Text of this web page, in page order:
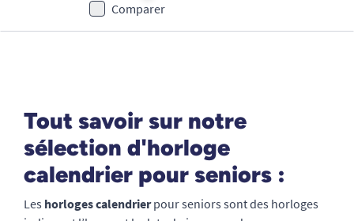
Comparer
Tout savoir sur notre
sélection d'horloge
calendrier pour seniors :
Les horloges calendrierpour seniors sont des horloges